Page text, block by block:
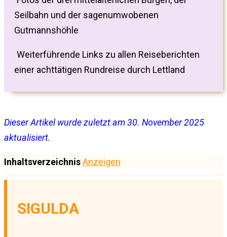
Seilbahn und der sagenumwobenen
Gutmannshöhle
Weiterführende Links zu allen Reiseberichten
einer achttätigen Rundreise durch Lettland
Dieser Artikel wurde zuletzt am 30. November 2025
aktualisiert.
InhaltsverzeichnisAnzeigen
SIGULDA